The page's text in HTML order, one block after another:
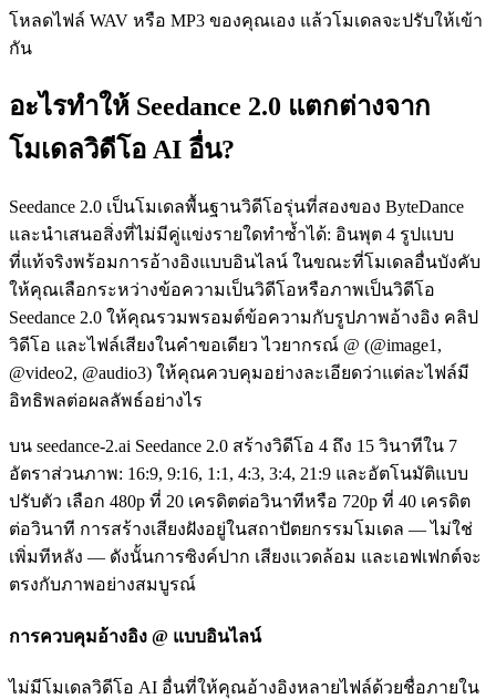
โหลดไฟล์ WAV หรือ MP3 ของคุณเอง แล้วโมเดลจะปรับให้เข้า
กัน
อะไรทำให้ Seedance 2.0 แตกต่างจาก
โมเดลวิดีโอ AI อื่น?
Seedance 2.0 เป็นโมเดลพื้นฐานวิดีโอรุ่นที่สองของ ByteDance
และนำเสนอสิ่งที่ไม่มีคู่แข่งรายใดทำซ้ำได้: อินพุต 4 รูปแบบ
ที่แท้จริงพร้อมการอ้างอิงแบบอินไลน์ ในขณะที่โมเดลอื่นบังคับ
ให้คุณเลือกระหว่างข้อความเป็นวิดีโอหรือภาพเป็นวิดีโอ
Seedance 2.0 ให้คุณรวมพรอมต์ข้อความกับรูปภาพอ้างอิง คลิป
วิดีโอ และไฟล์เสียงในคำขอเดียว ไวยากรณ์ @ (@image1,
@video2, @audio3) ให้คุณควบคุมอย่างละเอียดว่าแต่ละไฟล์มี
อิทธิพลต่อผลลัพธ์อย่างไร
บน seedance-2.ai Seedance 2.0 สร้างวิดีโอ 4 ถึง 15 วินาทีใน 7
อัตราส่วนภาพ: 16:9, 9:16, 1:1, 4:3, 3:4, 21:9 และอัตโนมัติแบบ
ปรับตัว เลือก 480p ที่ 20 เครดิตต่อวินาทีหรือ 720p ที่ 40 เครดิต
ต่อวินาที การสร้างเสียงฝังอยู่ในสถาปัตยกรรมโมเดล — ไม่ใช่
เพิ่มทีหลัง — ดังนั้นการซิงค์ปาก เสียงแวดล้อม และเอฟเฟกต์จะ
ตรงกับภาพอย่างสมบูรณ์
การควบคุมอ้างอิง @ แบบอินไลน์
ไม่มีโมเดลวิดีโอ AI อื่นที่ให้คุณอ้างอิงหลายไฟล์ด้วยชื่อภายใน